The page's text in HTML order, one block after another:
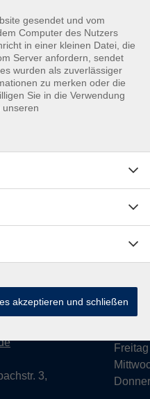
14,
3,
Freitag
gesendet und vom
Computer des Nutzers
in einer kleinen Datei, die
Server anfordern, sendet
wurden als zuverlässiger
zu merken oder die
Sie in die Verwendung
unseren
akzeptieren und schließen